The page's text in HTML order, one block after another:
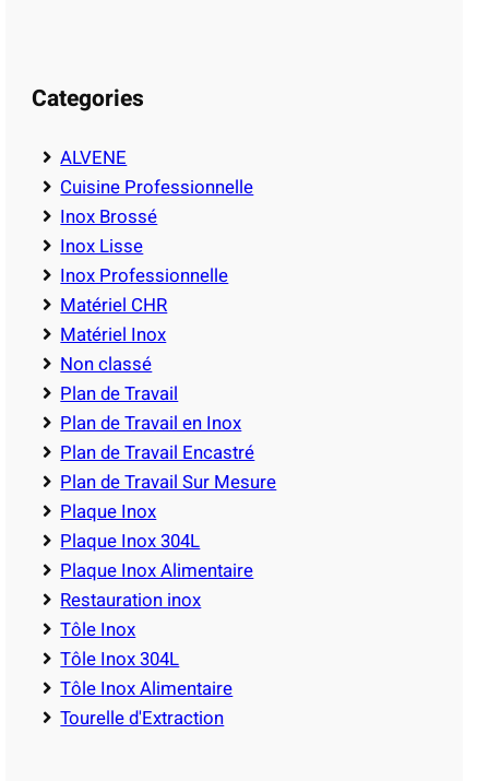
Categories
ALVENE
Cuisine Professionnelle
Inox Brossé
Inox Lisse
Inox Professionnelle
Matériel CHR
Matériel Inox
Non classé
Plan de Travail
Plan de Travail en Inox
Plan de Travail Encastré
Plan de Travail Sur Mesure
Plaque Inox
Plaque Inox 304L
Plaque Inox Alimentaire
Restauration inox
Tôle Inox
Tôle Inox 304L
Tôle Inox Alimentaire
Tourelle d'Extraction